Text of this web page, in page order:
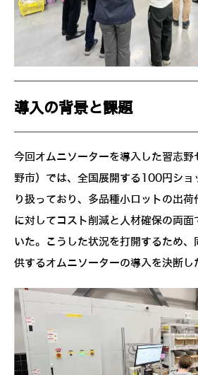
導入の背景と課題
今回オムニソーターを導入した習志野
野市）では、全国展開する100円ショ
り扱っており、多品種小ロットの出荷
に対してコスト削減と人材確保の両
いた。こうした状況を打開するため
供するオムニソーターの導入を決断し